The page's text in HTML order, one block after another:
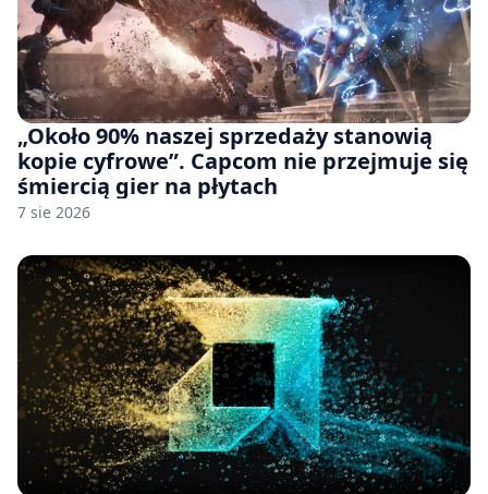
„Około 90% naszej sprzedaży stanowią
kopie cyfrowe”. Capcom nie przejmuje się
śmiercią gier na płytach
7 sie 2026